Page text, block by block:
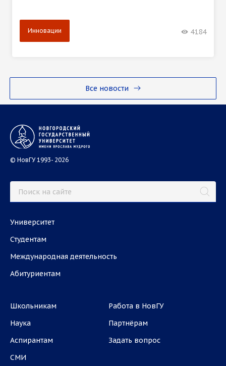
Все новости
Инновации 4184
© НовГУ 1993- 2026
Университет
Студентам
Международная деятельность
Абитуриентам
Школьникам
Наука
Аспирантам
СМИ
Работа в НовГУ
Партнёрам
Задать вопрос